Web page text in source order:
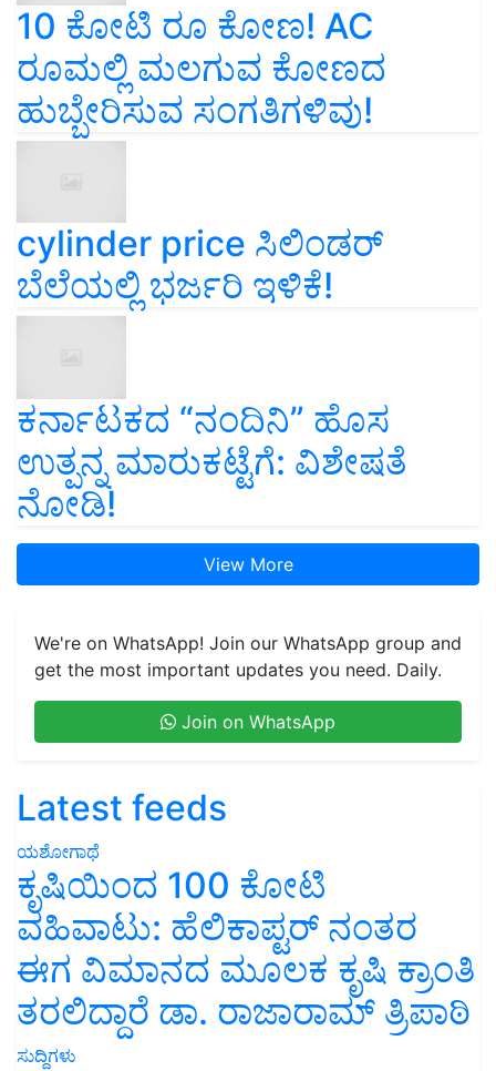
10 ಕೋಟಿ ರೂ ಕೋಣ! AC
ರೂಮಲ್ಲಿ ಮಲಗುವ ಕೋಣದ
ಹುಬ್ಬೇರಿಸುವ ಸಂಗತಿಗಳಿವು!
cylinder price ಸಿಲಿಂಡರ್‌
ಬೆಲೆಯಲ್ಲಿ ಭರ್ಜರಿ ಇಳಿಕೆ!
ಕರ್ನಾಟಕದ “ನಂದಿನಿ” ಹೊಸ
ಉತ್ಪನ್ನ ಮಾರುಕಟ್ಟೆಗೆ: ವಿಶೇಷತೆ
ನೋಡಿ!
View More
We're on WhatsApp! Join our WhatsApp group and
get the most important updates you need. Daily.
Join on WhatsApp
Latest feeds
ಯಶೋಗಾಥೆ
ಕೃಷಿಯಿಂದ 100 ಕೋಟಿ
ವಹಿವಾಟು: ಹೆಲಿಕಾಪ್ಟರ್ ನಂತರ
ಈಗ ವಿಮಾನದ ಮೂಲಕ ಕೃಷಿ ಕ್ರಾಂತಿ
ತರಲಿದ್ದಾರೆ ಡಾ. ರಾಜಾರಾಮ್ ತ್ರಿಪಾಠಿ
ಸುದ್ದಿಗಳು